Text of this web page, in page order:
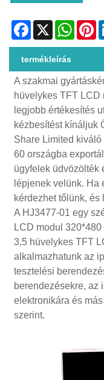
Facebook
X
termékleírás
A szakmai
hüvelykes TFT LCD
legjobb értékesítés
kézbesítést kínáljuk
Share Limited
60 országba
ügyfelek üdvözölték
lépjenek velünk. Ha
kérdezhet tőlünk,
A HJ3477-01 egy
LCD modul
3,5 hüvelykes TFT
alkalmazhatunk az
tesztelési
berendezésekre, az
elektronikára és
szerint.